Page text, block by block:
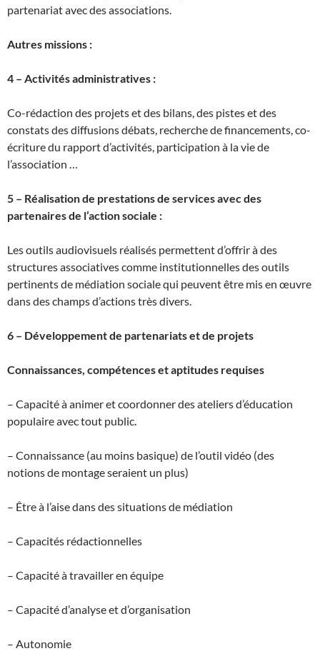
partenariat avec des associations.
Autres missions :
4 – Activités administratives :
Co-rédaction des projets et des bilans, des pistes et des
constats des diffusions débats, recherche de financements, co-
écriture du rapport d’activités, participation à la vie de
l’association …
5 – Réalisation de prestations de services avec des
partenaires de l’action sociale :
Les outils audiovisuels réalisés permettent d’offrir à des
structures associatives comme institutionnelles des outils
pertinents de médiation sociale qui peuvent être mis en œuvre
dans des champs d’actions très divers.
6 – Développement de partenariats et de projets
Connaissances, compétences et aptitudes requises
– Capacité à animer et coordonner des ateliers d’éducation
populaire avec tout public.
– Connaissance (au moins basique) de l’outil vidéo (des
notions de montage seraient un plus)
– Être à l’aise dans des situations de médiation
– Capacités rédactionnelles
– Capacité à travailler en équipe
– Capacité d’analyse et d’organisation
– Autonomie